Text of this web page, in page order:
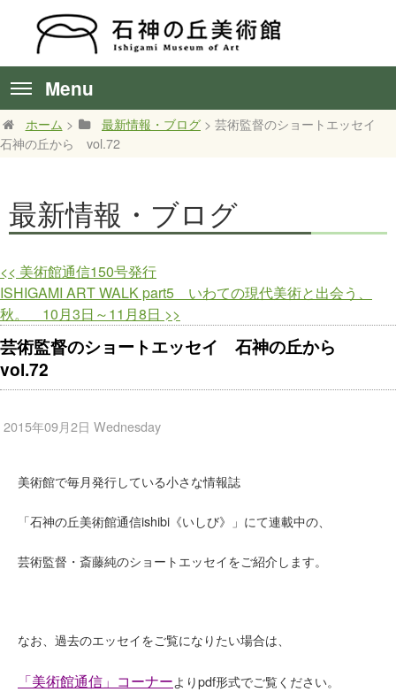
Menu
ホーム > 最新情報・ブログ > 芸術監督のショートエッセイ
石神の丘から vol.72
最新情報・ブログ
<< 美術館通信150号発行
ISHIGAMI ART WALK part5 いわての現代美術と出会う、
秋。 10月3日～11月8日 >>
芸術監督のショートエッセイ 石神の丘から
vol.72
2015年09月2日 Wednesday
美術館で毎月発行している小さな情報誌
「石神の丘美術館通信ishibi《いしび》」にて連載中の、
芸術監督・斎藤純のショートエッセイをご紹介します。
なお、過去のエッセイをご覧になりたい場合は、
「美術館通信」コーナーよりpdf形式でご覧ください。